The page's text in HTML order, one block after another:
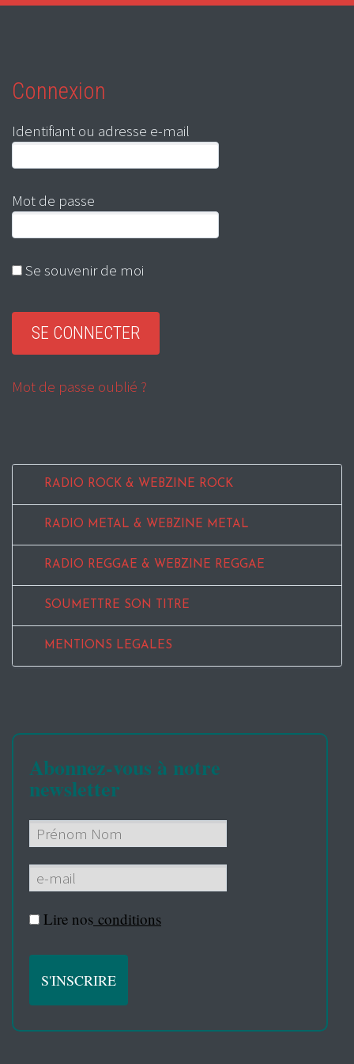
Connexion
Identifiant ou adresse e-mail
Mot de passe
Se souvenir de moi
Mot de passe oublié ?
RADIO ROCK & WEBZINE ROCK
RADIO METAL & WEBZINE METAL
RADIO REGGAE & WEBZINE REGGAE
SOUMETTRE SON TITRE
MENTIONS LEGALES
Abonnez-vous à notre
newsletter
Lire nos conditions